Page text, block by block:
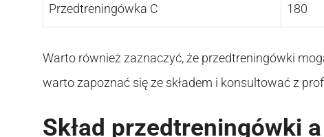
Przedtreningówka C 180
Warto również zaznaczyć, że przedtreningówki
warto zapoznać się ze składem i konsultować z
Skład przedtreningówki